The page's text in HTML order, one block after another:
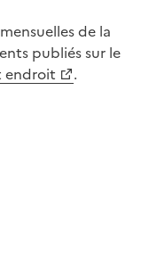
de la
publiés sur le
endroit .
Twitter)
email